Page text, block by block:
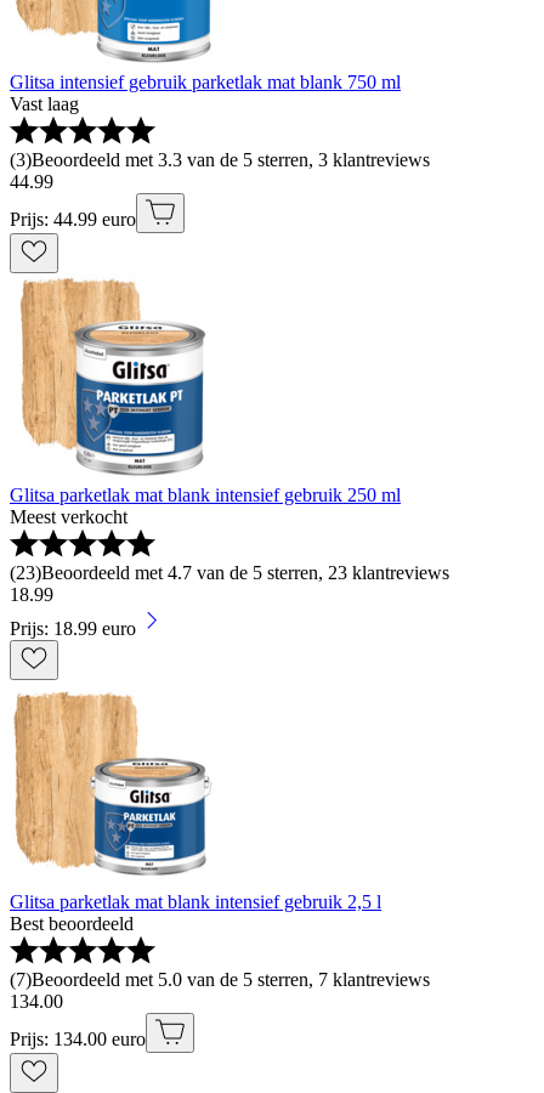
Glitsa intensief gebruik parketlak mat blank 750 ml
Vast laag
(3)Beoordeeld met 3.3 van de 5 sterren, 3 klantreviews
44.99
Prijs: 44.99 euro
Glitsa parketlak mat blank intensief gebruik 250 ml
Meest verkocht
(23)Beoordeeld met 4.7 van de 5 sterren, 23 klantreviews
18.99
Prijs: 18.99 euro
Glitsa parketlak mat blank intensief gebruik 2,5 l
Best beoordeeld
(7)Beoordeeld met 5.0 van de 5 sterren, 7 klantreviews
134.00
Prijs: 134.00 euro